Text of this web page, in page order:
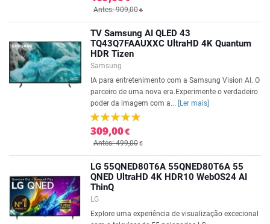
Antes: 909,00€
TV Samsung AI QLED 43
TQ43Q7FAAUXXC UltraHD 4K Quantum
HDR Tizen
Samsung
IA para entretenimento com a Samsung Vision AI. O
parceiro de uma nova era.Experimente o verdadeiro
poder da imagem com a...
[Ler mais]
309,00€
Antes: 499,00€
LG 55QNED80T6A 55QNED80T6A 55
QNED UltraHD 4K HDR10 WebOS24 AI
ThinQ
LG
Explore uma experiência de visualização excecional